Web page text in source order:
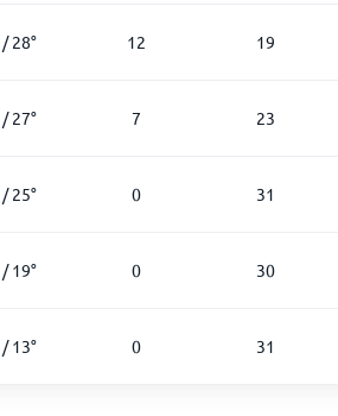
/28° 12 19
/27° 7 23
/25° 0 31
/19° 0 30
/13° 0 31